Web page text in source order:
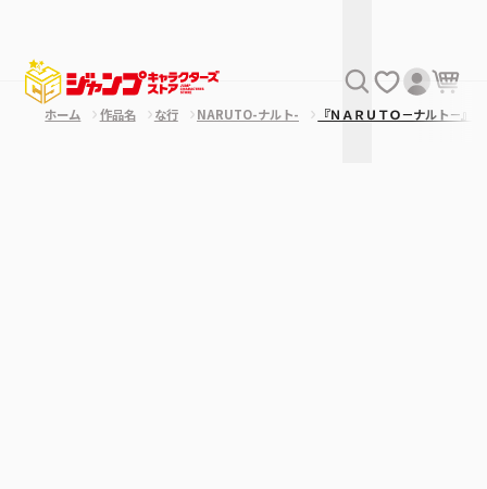
ホーム 作品名 な行 NARUTO-ナルト- 『ＮＡＲＵＴＯ－ナルト－